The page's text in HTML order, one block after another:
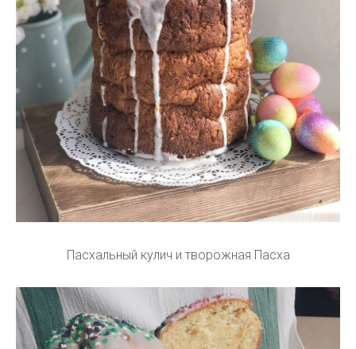
Пасхальный кулич и творожная Пасха